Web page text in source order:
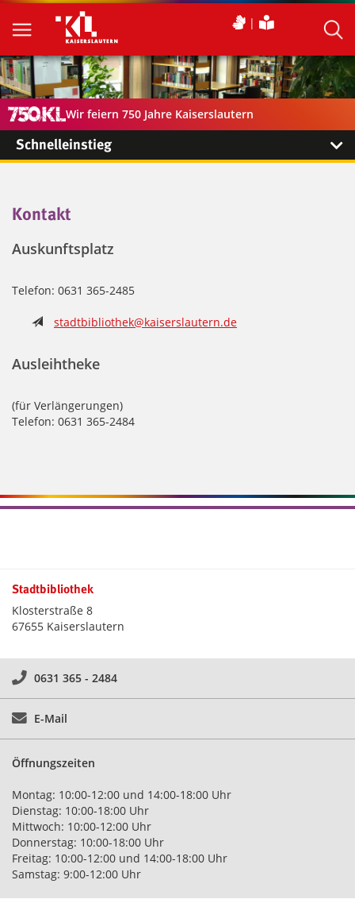
Wir feiern 750 Jahre Kaiserslautern
Schnelleinstieg
Kontakt
Auskunftsplatz
Telefon: 0631 365-2485
stadtbibliothek@kaiserslautern.de
Ausleihtheke
(für Verlängerungen)
Telefon: 0631 365-2484
Stadtbibliothek
Klosterstraße 8
67655 Kaiserslautern
0631 365 - 2484
E-Mail
Öffnungszeiten
Montag: 10:00-12:00 und 14:00-18:00 Uhr
Dienstag: 10:00-18:00 Uhr
Mittwoch: 10:00-12:00 Uhr
Donnerstag: 10:00-18:00 Uhr
Freitag: 10:00-12:00 und 14:00-18:00 Uhr
Samstag: 9:00-12:00 Uhr